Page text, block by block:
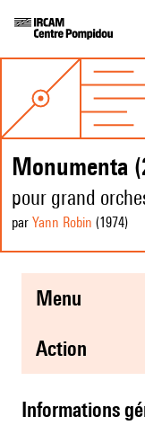
Monumenta
pour grand
par Yann Robin (1974)
menu
action
informations